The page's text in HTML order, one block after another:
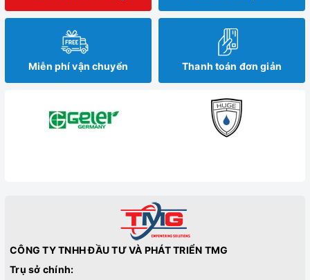
Miễn phí vận chuyển Thanh toán đơn giản
CÔNG TY TNHH ĐẦU TƯ VÀ PHÁT TRIỂN TMG
Trụ sở chính: